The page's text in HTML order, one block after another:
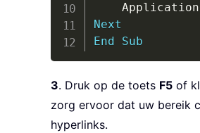
    Application
Next
End
Sub
3. Druk op de toets F5 of
zorg ervoor dat uw bereik
hyperlinks.